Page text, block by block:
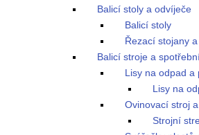
Balicí stoly a odvíječe
Balicí stoly
Řezací stojany
Balicí stroje a
Lisy na odpad a
Lisy na
Ovinovací stroj
Strojní